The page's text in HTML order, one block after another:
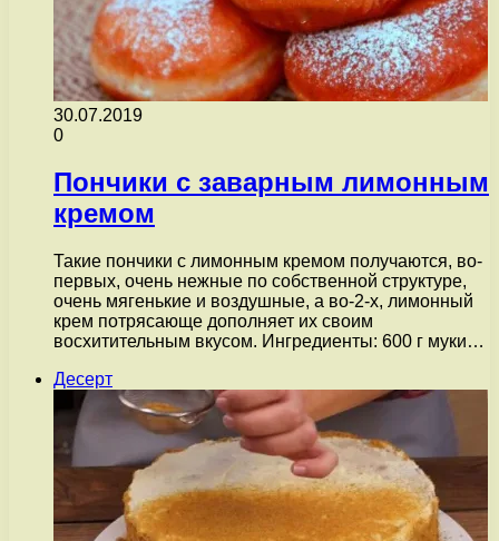
30.07.2019
0
Пончики с заварным лимонным
кремом
Такие пончики с лимонным кремом получаются, во-
первых, очень нежные по собственной структуре,
очень мягенькие и воздушные, а во-2-х, лимонный
крем потрясающе дополняет их своим
восхитительным вкусом. Ингредиенты: 600 г муки…
Десерт